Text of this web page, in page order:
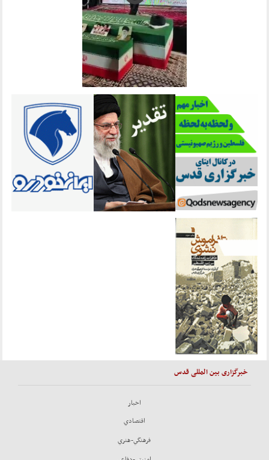
خبرگزاری بین المللی قدس
اخبار
اقتصادي
فرهنگي-هنري